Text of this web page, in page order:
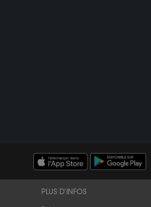
PLUS D'INFOS